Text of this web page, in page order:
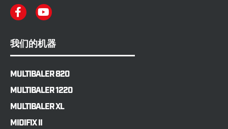
我们的机器
MULTIBALER 820
MULTIBALER 1220
MULTIBALER XL
MIDIFIX II